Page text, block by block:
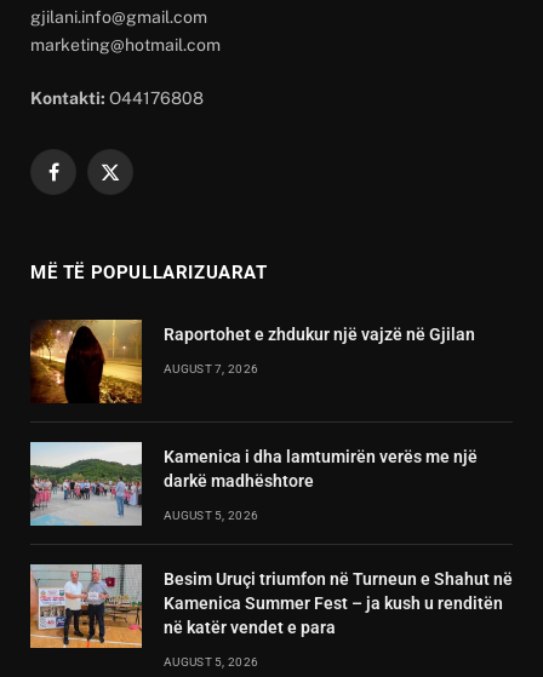
gjilani.info@gmail.com
marketing@hotmail.com
Kontakti: O44176808
Facebook
X
MË TË POPULLARIZUARAT
Raportohet e zhdukur një vajzë në Gjilan
AUGUST 7, 2026
Kamenica i dha lamtumirën verës me një
darkë madhështore
AUGUST 5, 2026
Besim Uruçi triumfon në Turneun e Shahut në
Kamenica Summer Fest – ja kush u renditën
në katër vendet e para
AUGUST 5, 2026